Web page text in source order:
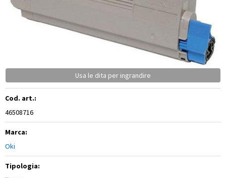
Usa le dita per ingrandire
Cod. art.:
46508716
Marca:
Oki
Tipologia: